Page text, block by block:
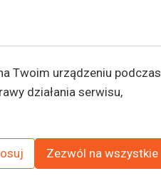
Twoim urządzeniu podczas
działania serwisu,
Zezwól na wszystkie